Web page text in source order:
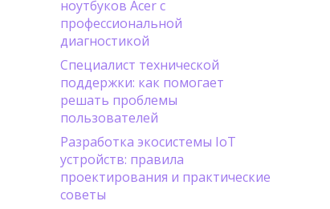
ноутбуков Acer с
профессиональной
диагностикой
Специалист технической
поддержки: как помогает
решать проблемы
пользователей
Разработка экосистемы IoT
устройств: правила
проектирования и практические
советы